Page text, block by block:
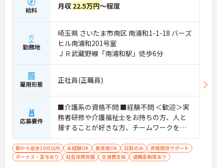
給料 月収 22.5万円～程度
勤務地
埼玉県 さいたま市南区 南浦和1-1-18 バーズ
ヒル南浦和201号室
ＪＲ武蔵野線「南浦和駅」徒歩6分
雇用形態 正社員(正職員)
応募要件
■介護系の資格不問 ■経験不問 ＜歓迎＞実
務者研修や介護福祉士をお持ちの方、人と
接することが好きな方、チームワークを重
視する人
駅から徒歩10分以内 未経験OK 無資格OK 日勤のみ
資格取得サポート
ボーナス・賞与あり
社会保険完備 交通費支給 退職金制度あり